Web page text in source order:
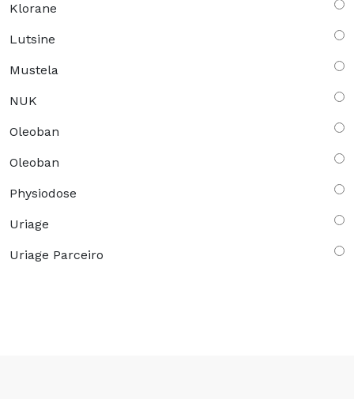
Klorane
Lutsine
Mustela
NUK
Oleoban
Oleoban
Physiodose
Uriage
Uriage Parceiro